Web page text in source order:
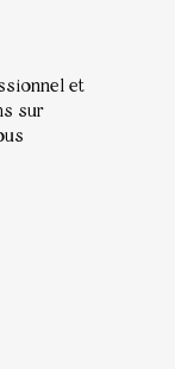
et
sur